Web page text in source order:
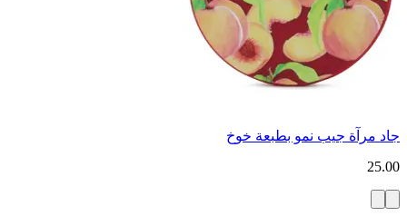
جاد مرآة جيب نمو بطبعة خوخ
25.00